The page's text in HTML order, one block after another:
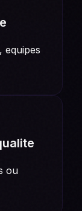
equipes
ou